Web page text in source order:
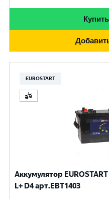
EUROSTART
Аккумулятор
L+ D4 арт.EBT1403